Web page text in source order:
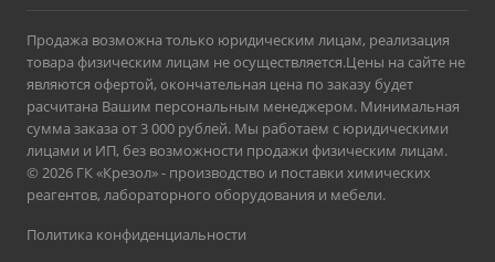
Продажа возможна только юридическим лицам, реализация
товара физическим лицам не осуществляется.Цены на сайте не
являются офертой, окончательная цена по заказу будет
расчитана Вашим персональным менеджером. Минимальная
сумма заказа от 3 000 рублей. Мы работаем с юридическими
лицами и ИП, без возможности продажи физическим лицам.
© 2026 ГК «Крезол» - производство и поставки химических
реагентов, лабораторного оборудования и мебели.
Политика конфиденциальности